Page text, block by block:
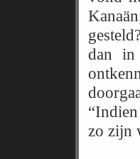
dan in
zo zijn